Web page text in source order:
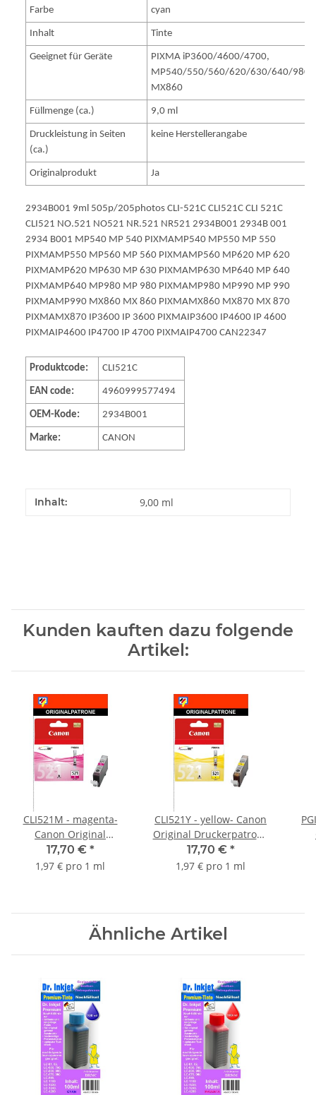
Farbe cyan
Inhalt Tinte
Geeignet für Geräte
PIXMA iP3600/4600/4700,
MP540/550/560/620/630/640/980/
MX860
Füllmenge (ca.) 9,0 ml
Druckleistung in Seiten
(ca.)
keine Herstellerangabe
Originalprodukt Ja
2934B001 9ml 505p/205photos CLI-521C CLI521C CLI 521C
CLI521 NO.521 NO521 NR.521 NR521 2934B001 2934B 001
2934 B001 MP540 MP 540 PIXMAMP540 MP550 MP 550
PIXMAMP550 MP560 MP 560 PIXMAMP560 MP620 MP 620
PIXMAMP620 MP630 MP 630 PIXMAMP630 MP640 MP 640
PIXMAMP640 MP980 MP 980 PIXMAMP980 MP990 MP 990
PIXMAMP990 MX860 MX 860 PIXMAMX860 MX870 MX 870
PIXMAMX870 IP3600 IP 3600 PIXMAIP3600 IP4600 IP 4600
PIXMAIP4600 IP4700 IP 4700 PIXMAIP4700 CAN22347
Produktcode: CLI521C
EAN code: 4960999577494
OEM-Kode: 2934B001
Marke: CANON
Inhalt: 9,00 ml
Kunden kauften dazu folgende
Artikel:
CLI521M - magenta-
Canon Original
Druckerpatrone mit 9ml
Inhalt -2935B001-
17,70 € *
1,97 € pro 1 ml
CLI521Y - yellow- Canon
Original Druckerpatrone
mit 9ml Inhalt
-2936B001-
17,70 € *
1,97 € pro 1 ml
Ähnliche Artikel